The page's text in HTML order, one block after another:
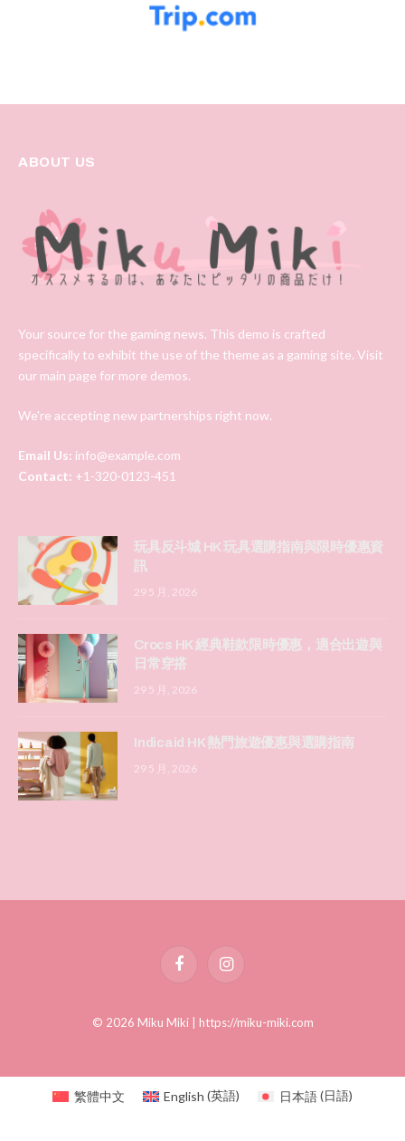
ABOUT US
Your source for the gaming news. This demo is crafted
specifically to exhibit the use of the theme as a gaming site. Visit
our main page for more demos.
We're accepting new partnerships right now.
Email Us: info@example.com
Contact: +1-320-0123-451
玩具反斗城 HK 玩具選購指南與限時優惠資
訊
29 5 月, 2026
Crocs HK 經典鞋款限時優惠，適合出遊與
日常穿搭
29 5 月, 2026
Indicaid HK 熱門旅遊優惠與選購指南
29 5 月, 2026
FacebookInstagram
© 2026 Miku Miki | https://miku-miki.com
繁體中文 English (英語) 日本語(日語)